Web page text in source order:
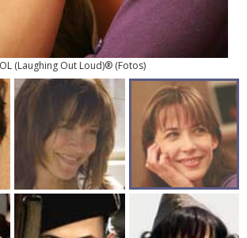
(Laughing Out Loud)®(Fotos)